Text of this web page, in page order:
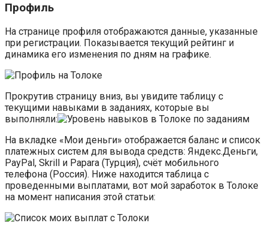
Профиль
На странице профиля отображаются данные, указанные
при регистрации. Показывается текущий рейтинг и
динамика его изменения по дням на графике.
Прокрутив страницу вниз, вы увидите таблицу с
текущими навыками в заданиях, которые вы
выполняли:
На вкладке «Мои деньги» отображается баланс и список
платежных систем для вывода средств: Яндекс.Деньги,
PayPal, Skrill и Papara (Турция), счёт мобильного
телефона (Россия). Ниже находится таблица с
проведенными выплатами, вот мой заработок в Толоке
на момент написания этой статьи: